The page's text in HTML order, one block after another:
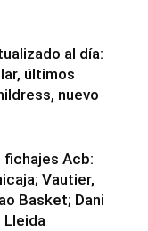
al día:
últimos
nuevo
fichajes Acb:
Vautier,
Basket; Dani
Lleida